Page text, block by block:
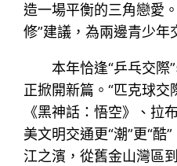
造一場平衡的三角戀愛
修”建議，為兩邊青少年
本年恰逢“乒乓交際
正掀開新篇。“匹克球交
《黑神話：悟空》、拉
美文明交通更“潮”更“酷
江之濱，從舊金山灣區